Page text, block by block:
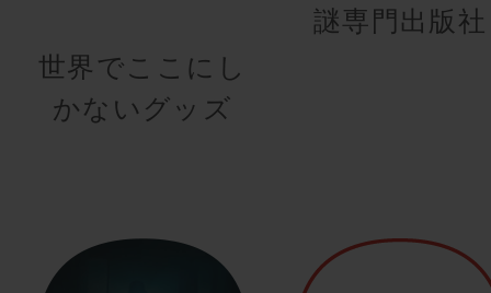
世界でここにし
かないグッズ
謎専門出版社